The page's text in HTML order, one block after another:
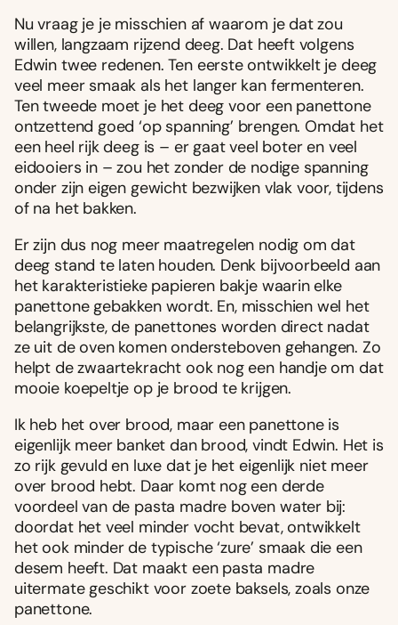
Nu vraag je je misschien af waarom je dat zou
willen, langzaam rijzend deeg. Dat heeft volgens
Edwin twee redenen. Ten eerste ontwikkelt je deeg
veel meer smaak als het langer kan fermenteren.
Ten tweede moet je het deeg voor een panettone
ontzettend goed ‘op spanning’ brengen. Omdat het
een heel rijk deeg is – er gaat veel boter en veel
eidooiers in – zou het zonder de nodige spanning
onder zijn eigen gewicht bezwijken vlak voor, tijdens
of na het bakken.
Er zijn dus nog meer maatregelen nodig om dat
deeg stand te laten houden. Denk bijvoorbeeld aan
het karakteristieke papieren bakje waarin elke
panettone gebakken wordt. En, misschien wel het
belangrijkste, de panettones worden direct nadat
ze uit de oven komen ondersteboven gehangen. Zo
helpt de zwaartekracht ook nog een handje om dat
mooie koepeltje op je brood te krijgen.
Ik heb het over brood, maar een panettone is
eigenlijk meer banket dan brood, vindt Edwin. Het is
zo rijk gevuld en luxe dat je het eigenlijk niet meer
over brood hebt. Daar komt nog een derde
voordeel van de pasta madre boven water bij:
doordat het veel minder vocht bevat, ontwikkelt
het ook minder de typische ‘zure’ smaak die een
desem heeft. Dat maakt een pasta madre
uitermate geschikt voor zoete baksels, zoals onze
panettone.